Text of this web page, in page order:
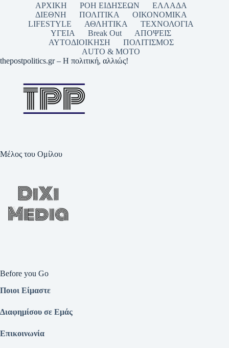
ΑΡΧΙΚΗ ΡΟΗ ΕΙΔΗΣΕΩΝ
ΕΛΛΑΔΑ
ΔΙΕΘΝΗ
ΠΟΛΙΤΙΚΑ
ΟΙΚΟΝΟΜΙΚΑ
LIFESTYLE
ΑΘΛΗΤΙΚΑ
ΤΕΧΝΟΛΟΓΙΑ
ΥΓΕΙΑ
Break Out
ΑΠΟΨΕΙΣ
ΑΥΤΟΔΙΟΙΚΗΣΗ
ΠΟΛΙΤΙΣΜΟΣ
AUTO & MOTO
thepostpolitics.gr – Η πολιτική, αλλιώς!
Μέλος του Ομίλου
Before you Go
Ποιοι Είμαστε
Διαφημίσου σε Εμάς
Επικοινωνία